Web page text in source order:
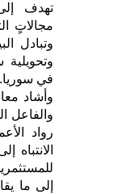
تهدف
مجالاتٍ
وتبادل
وتحويلية
في سوريا.
وأشاد
رواد